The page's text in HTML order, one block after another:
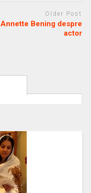
Older Post
Annette Bening despre
actor